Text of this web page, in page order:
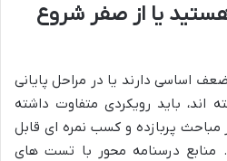
یا از صفر شروع
اساسی دارند یا در مراحل پایانی
اند، باید رویکردی متفاوت داشته
مباحث پربازده و کسب نمره ای قابل
منابع درسنامه محور با تست های